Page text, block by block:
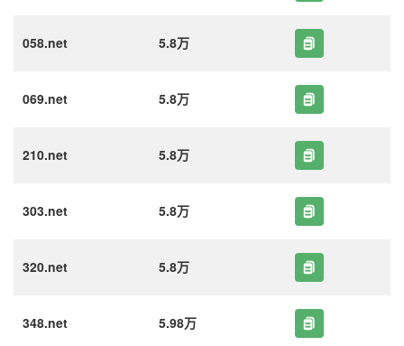
058.net 5.8万
069.net 5.8万
210.net 5.8万
303.net 5.8万
320.net 5.8万
348.net 5.98万